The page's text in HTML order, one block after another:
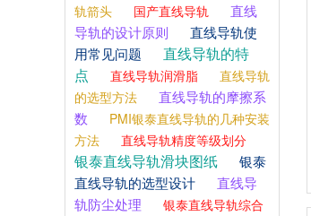
轨箭头
国产直线导轨
直线
导轨的设计原则
直线导轨使
用常见问题
直线导轨的特
点
直线导轨润滑脂
直线导轨
的选型方法
直线导轨的摩擦系
数
PMI银泰直线导轨的几种安装
方法
直线导轨精度等级划分
银泰直线导轨滑块图纸
银泰
直线导轨的选型设计
直线导
轨防尘处理
银泰直线导轨综合